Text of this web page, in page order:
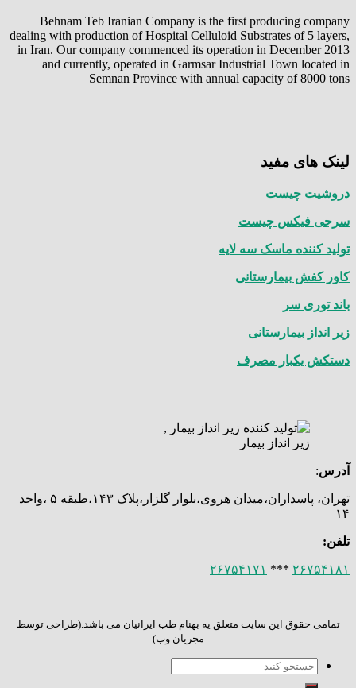
Behnam Teb Iranian Company is the first producing company
dealing with production of Hospital Celluloid Substrates of 5 layers,
in Iran. Our company commenced its operation in December 2013
and currently, operated in Garmsar Industrial Town located in
Semnan Province with annual capacity of 8000 tons
لینک های مفید
دروشیت چیست
سرجی فیکس چیست
تولید کننده ماسک سه لایه
کاور کفش بیمارستانی
باند توری سر
زیر انداز بیمارستانی
دستکش یکبار مصرف
آدرس‌:
تهران، پاسداران،میدان هروی،بلوار گلزار،پلاک ۱۴۳،طبقه ۵ ،واحد
۱۴
تلفن:
۲۶۷۵۴۱۸۱ *** ۲۶۷۵۴۱۷۱
تمامی حقوق این سایت متعلق یه بهنام طب ایرانیان می باشد.(طراحی توسط
مجریان وب)
جستجو